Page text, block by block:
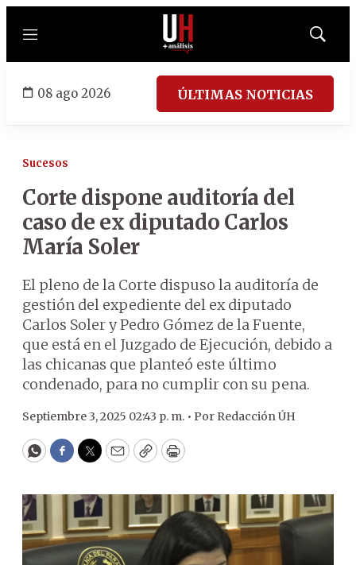
Menú
Mostrar
08 ago 2026 ÚLTIMAS NOTICIAS
Sucesos
Corte dispone auditoría del
caso de ex diputado Carlos
María Soler
El pleno de la Corte dispuso la auditoría de
gestión del expediente del ex diputado
Carlos Soler y Pedro Gómez de la Fuente,
que está en el Juzgado de Ejecución, debido a
las chicanas que planteó este último
condenado, para no cumplir con su pena.
Septiembre 3, 2025 02:43 p. m. • Por Redacción ÚH
WhatsApp
Facebook
Twitter
EmailCopyPrint